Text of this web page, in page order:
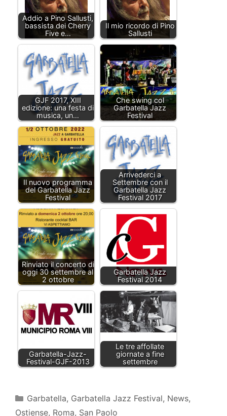
Addio a Pino Sallusti,
bassista dei Cherry
Five e…
Il mio ricordo di Pino
Sallusti
GJF 2017, XIII
edizione: una festa di
musica, un…
Che swing col
Garbatella Jazz
Festival
Il nuovo programma
del Garbatella Jazz
Festival
Arrivederci a
Settembre con il
Garbatella Jazz
Festival 2017
Rinviato il concerto di
oggi 30 settembre al
2 ottobre
Garbatella Jazz
Festival 2014
Garbatella-Jazz-
Festival-GJF-2013
Le tre affollate
giornate a fine
settembre
Categorie
Garbatella, Garbatella Jazz Festival, News,
Ostiense, Roma, San Paolo